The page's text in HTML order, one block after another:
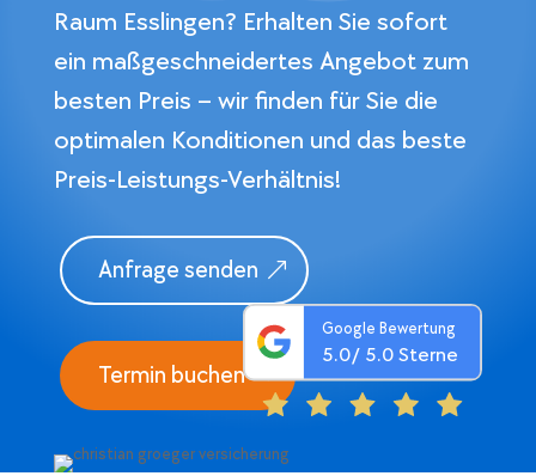
Raum Esslingen? Erhalten Sie sofort
ein maßgeschneidertes Angebot zum
besten Preis – wir finden für Sie die
optimalen Konditionen und das beste
Preis-Leistungs-Verhältnis!
Anfrage senden
Termin buchen
Google Bewertung
5.0/ 5.0 Sterne